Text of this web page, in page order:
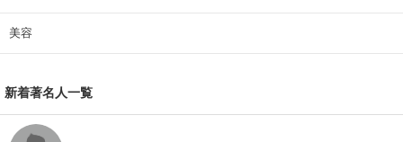
美容
新着著名人一覧